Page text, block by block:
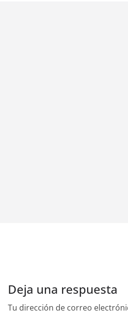
Deja una respuesta
Tu dirección de correo